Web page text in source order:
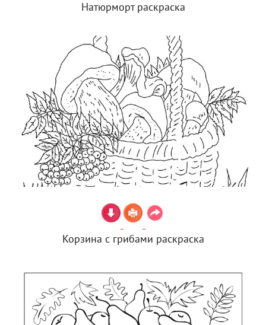
Натюрморт раскраска
Корзина с грибами раскраска